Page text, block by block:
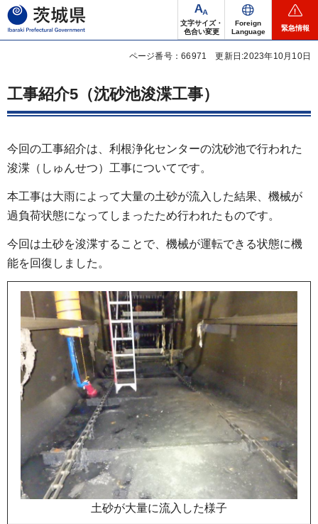
茨城県
文字サイズ・
色合い変更
Foreign
Language
緊急情報
ページ番号：66971 更新日:2023年10月10日
工事紹介5（沈砂池浚渫工事）
今回の工事紹介は、利根浄化センターの沈砂池で行われた
浚渫（しゅんせつ）工事についてです。
本工事は大雨によって大量の土砂が流入した結果、機械が
過負荷状態になってしまったため行われたものです。
今回は土砂を浚渫することで、機械が運転できる状態に機
能を回復しました。
土砂が大量に流入した様子